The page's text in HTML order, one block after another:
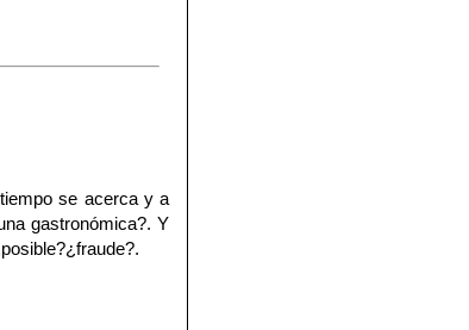
se acerca y a
gastronómica?. Y